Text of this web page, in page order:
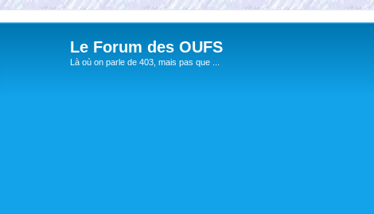
Le Forum des OUFS
Là où on parle de 403, mais pas que ...